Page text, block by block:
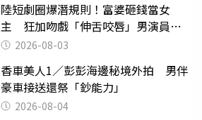
陸短劇圈爆潛規則！富婆砸錢當女
主 狂加吻戲「伸舌咬唇」男演員崩
潰 2026-08-03
香車美人1／彭彭海邊秘境外拍 男伴
豪車接送還祭「鈔能力」
2026-08-04